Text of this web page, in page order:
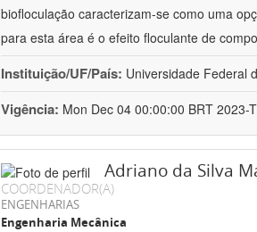
biofloculação caracterizam-se como uma
para esta área é o efeito floculante de
Instituição/UF/País: Universidade Federal
Vigência: Mon Dec 04 00:00:00 BRT 2023-
Adriano da Silva
COORDENADOR(A)
ENGENHARIAS
Engenharia Mecânica